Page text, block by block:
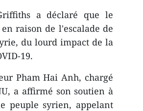
a déclaré que le
raison de l'escalade de
du lourd impact de la
19.
Pham Hai Anh, chargé
a affirmé son soutien à
peuple syrien, appelant